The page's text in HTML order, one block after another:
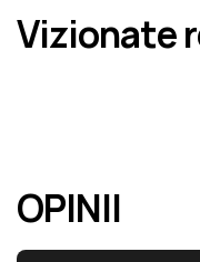
erori în cel mai scurt
Vizionate
OPINII